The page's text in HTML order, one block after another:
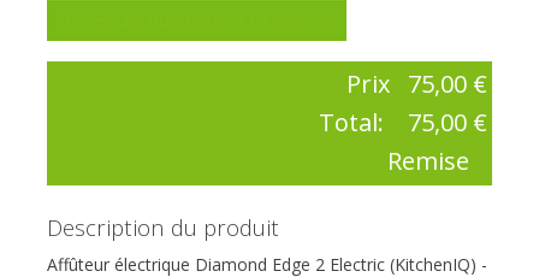
Prix 75,00 €
Total:
75,00 €
Remise
Description du produit
Affûteur électrique Diamond Edge 2 Electric (KitchenIQ) -